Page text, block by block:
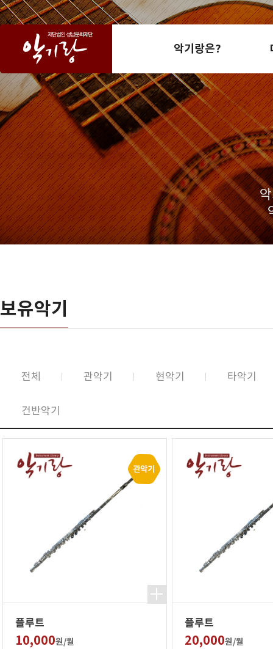
악기랑은?
보유악기
전체 관악기 현악기 타악기
건반악기
플루트
10,000원/월
플루트
20,000원/월